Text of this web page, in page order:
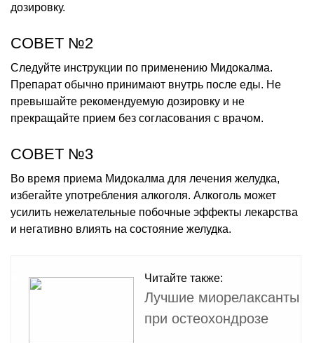
дозировку.
СОВЕТ №2
Следуйте инструкции по применению Мидокалма.
Препарат обычно принимают внутрь после еды. Не
превышайте рекомендуемую дозировку и не
прекращайте прием без согласования с врачом.
СОВЕТ №3
Во время приема Мидокалма для лечения желудка,
избегайте употребления алкоголя. Алкоголь может
усилить нежелательные побочные эффекты лекарства
и негативно влиять на состояние желудка.
Читайте также:
Лучшие миорелаксанты
при остеохондрозе